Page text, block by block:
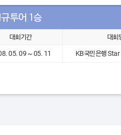
투어 1승
대회기간 대회
05. 09 ~ 05. 11 KB국민은행 Star